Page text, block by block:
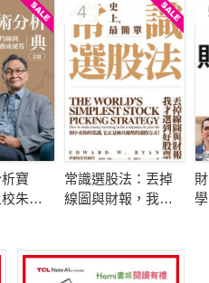
經驗，凝鍊成條理清晰、充滿
經歷的三個時代：第一個時代
我們降低資訊的存取門檻；第
時代，讓我們進一步降低發表
年以來進入「我讀、我寫、我
鍵時代，區塊鏈網路使網際網
回到使用者社群手中。
是網路使用者、企業領袖、創
書中了解網際網路的願景，以
寶
朱家
4
常識選股法：丟掉
線圖與財報，我才